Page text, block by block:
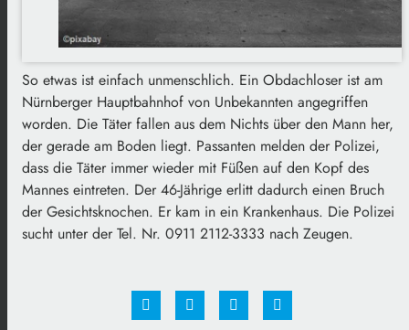
So etwas ist einfach unmenschlich. Ein Obdachloser ist am
Nürnberger Hauptbahnhof von Unbekannten angegriffen
worden. Die Täter fallen aus dem Nichts über den Mann her,
der gerade am Boden liegt. Passanten melden der Polizei,
dass die Täter immer wieder mit Füßen auf den Kopf des
Mannes eintreten. Der 46-Jährige erlitt dadurch einen Bruch
der Gesichtsknochen. Er kam in ein Krankenhaus. Die Polizei
sucht unter der Tel. Nr. 0911 2112-3333 nach Zeugen.